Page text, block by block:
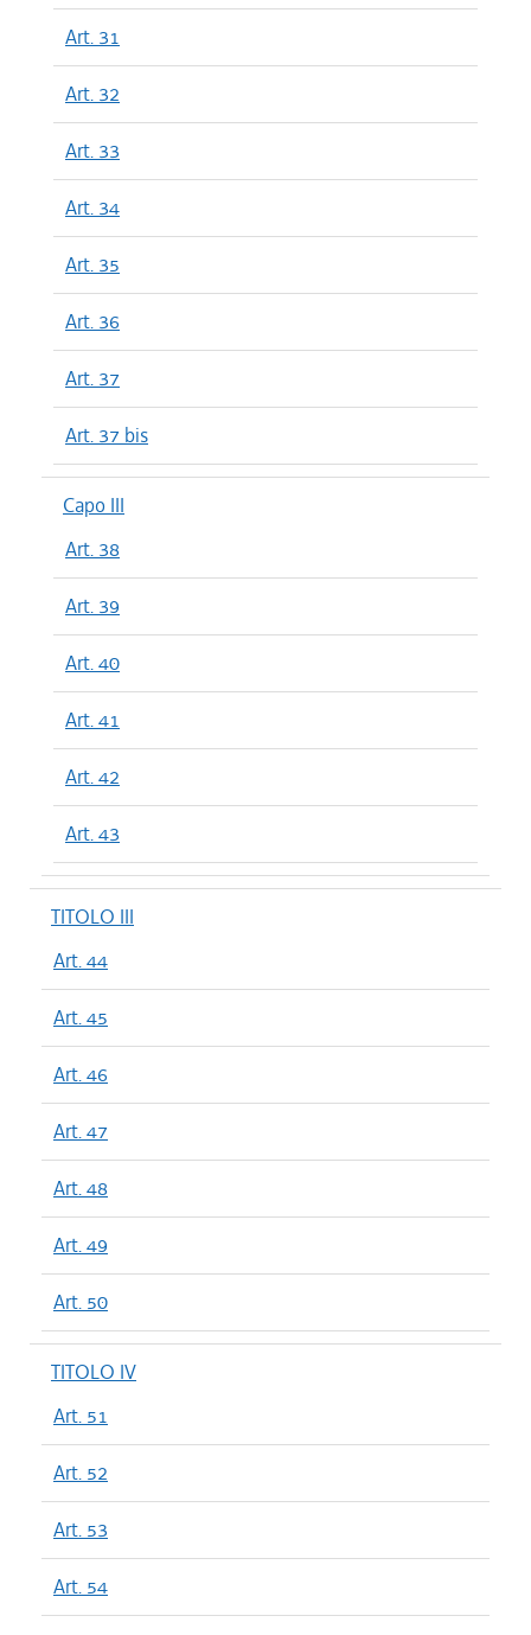
Art. 31
Art. 32
Art. 33
Art. 34
Art. 35
Art. 36
Art. 37
Art. 37 bis
Capo III
Art. 38
Art. 39
Art. 40
Art. 41
Art. 42
Art. 43
TITOLO III
Art. 44
Art. 45
Art. 46
Art. 47
Art. 48
Art. 49
Art. 50
TITOLO IV
Art. 51
Art. 52
Art. 53
Art. 54